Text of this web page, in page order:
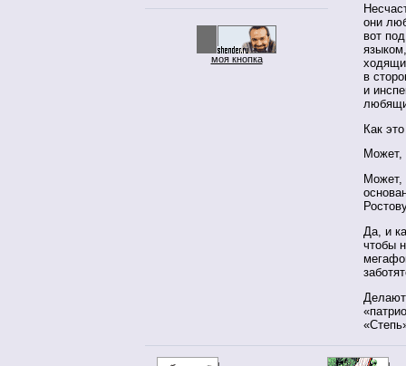
моя кнопка
они
вот
в
и
Как
Может,
Может,
Да, и
чтобы